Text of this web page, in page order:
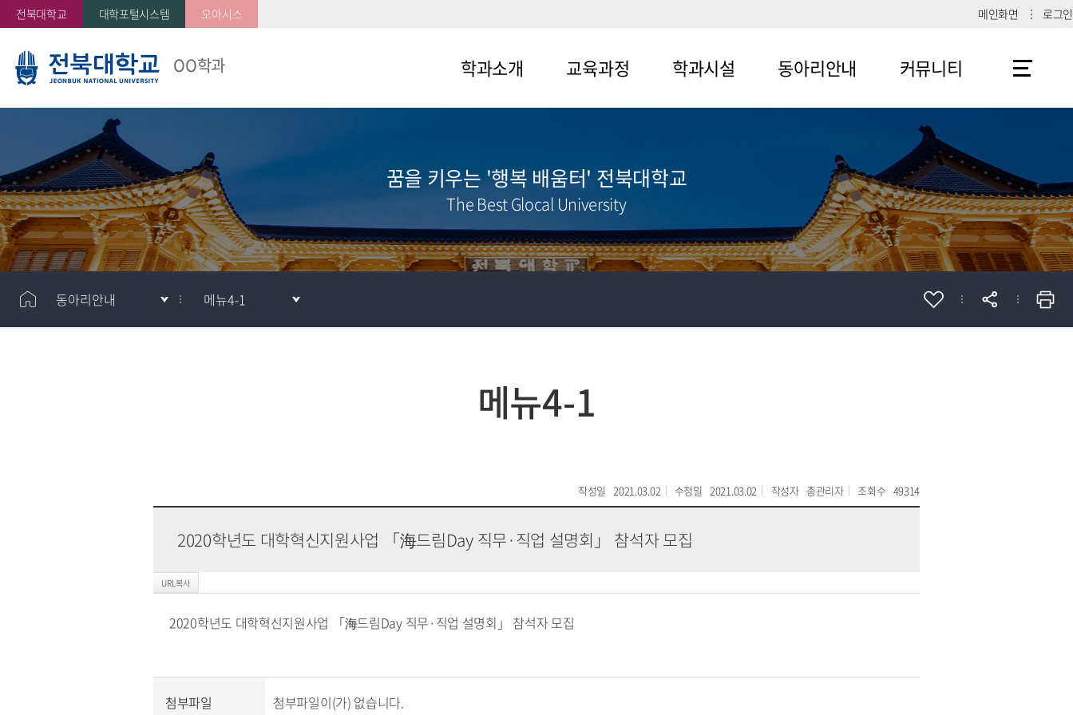
전북대학교 대학포털시스템 오아시스 메인화면 로그인
OO학과 학과소개
메뉴1-2
교육과정
메뉴2-2
학과시설
메뉴3-2
동아리안내 커뮤니티
공지사항
꿈을 키우는 '행복 배움터' 전북대학교
The Best Glocal University
동아리안내 메뉴4-1
메뉴4-1
작성일 2021.03.02 수정일 2021.03.02 작성자 총관리자 조회수 49314
2020학년도 대학혁신지원사업 「海드림Day 직무·직업 설명회」 참석자 모집
2020학년도 대학혁신지원사업 「海드림Day 직무·직업 설명회」 참석자 모집
첨부파일 첨부파일이(가) 없습니다.